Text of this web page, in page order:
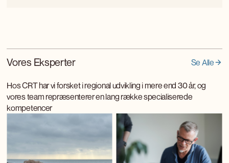
Vores Eksperter Se Alle
Hos CRT har vi forsket i regional udvikling i mere end 30 år, og
vores team repræsenterer en lang række specialiserede
kompetencer